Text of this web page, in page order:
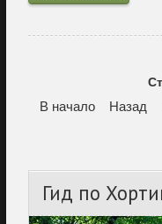
В начало Назад
Гид по